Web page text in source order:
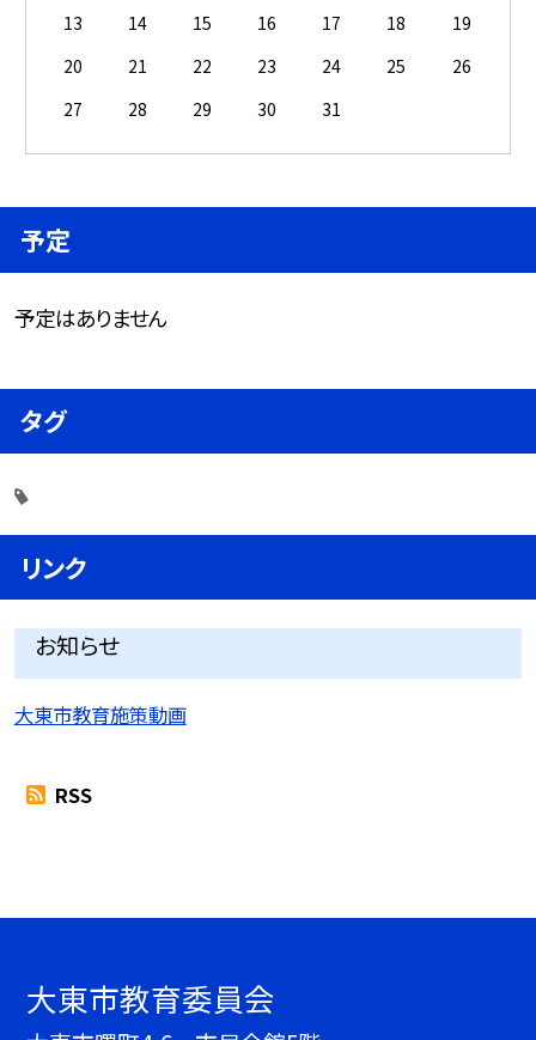
13
14 15 16 17 18
19
20
21 22 23 24 25
26
27
28 29 30 31
予定
予定はありません
タグ
リンク
お知らせ
大東市教育施策動画
RSS
大東市教育委員会